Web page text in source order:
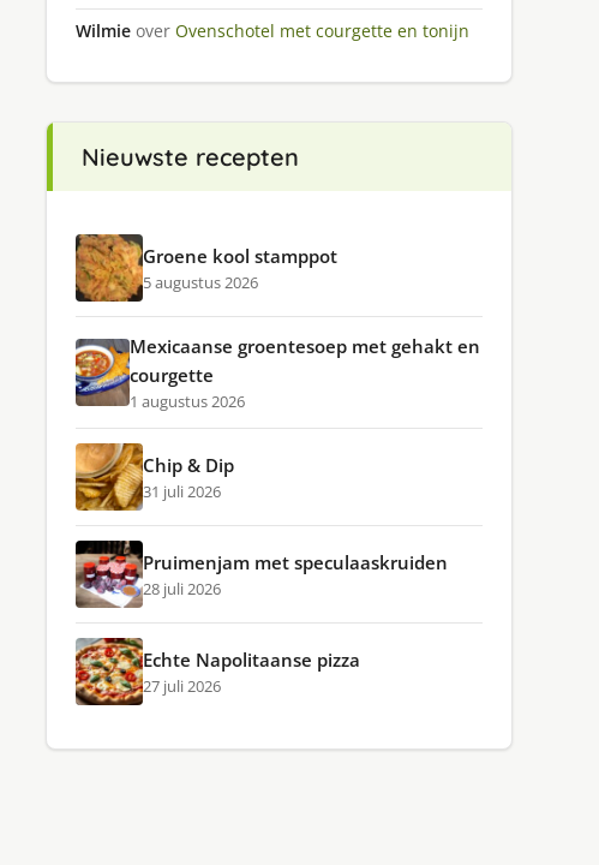
Wilmie over Ovenschotel met courgette en tonijn
Nieuwste recepten
Groene kool stamppot
5 augustus 2026
Mexicaanse groentesoep met gehakt en
courgette
1 augustus 2026
Chip & Dip
31 juli 2026
Pruimenjam met speculaaskruiden
28 juli 2026
Echte Napolitaanse pizza
27 juli 2026